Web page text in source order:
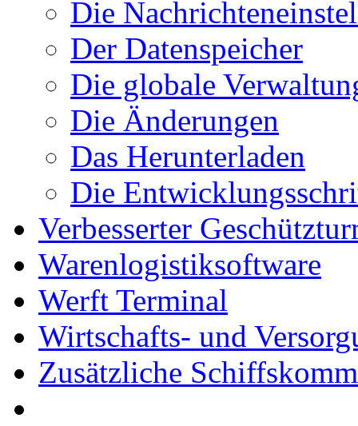
Die
Der Datenspeicher
Die globale
Die Änderungen
Das Herunterladen
Die
Verbesserter
Warenlogistiksoftware
Werft Terminal
Wirtschafts- und
Zusätzliche